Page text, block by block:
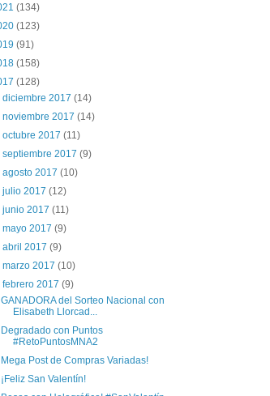
(134)
(123)
(91)
(158)
(128)
diciembre 2017(14)
noviembre 2017(14)
octubre 2017(11)
septiembre 2017(9)
agosto 2017(10)
julio 2017(12)
junio 2017(11)
mayo 2017(9)
abril 2017(9)
marzo 2017(10)
febrero 2017(9)
GANADORA del Sorteo Nacional con
Elisabeth Llorcad...
Degradado con Puntos
#RetoPuntosMNA2
Mega Post de Compras Variadas!
¡Feliz San Valentín!